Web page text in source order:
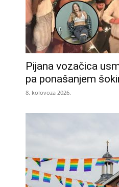
Pijana vozačica
pa ponašanjem
8. kolovoza 2026.